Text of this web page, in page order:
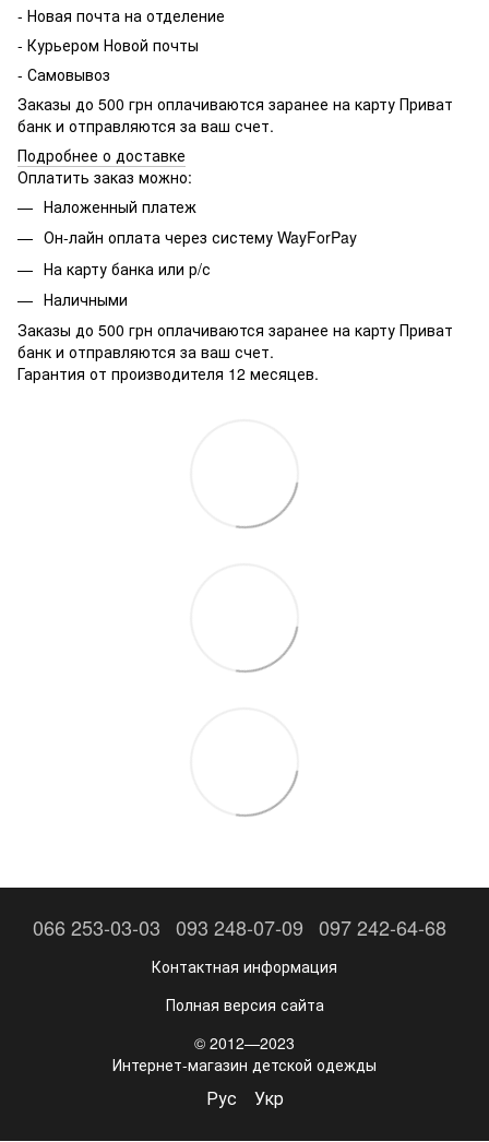
- Новая почта на отделение
- Курьером Новой почты
- Самовывоз
Заказы до 500 грн оплачиваются заранее на карту Приват
банк и отправляются за ваш счет.
Подробнее о доставке
Оплатить заказ можно:
Наложенный платеж
Он-лайн оплата через систему WayForPay
На карту банка или р/с
Наличными
Заказы до 500 грн оплачиваются заранее на карту Приват
банк и отправляются за ваш счет.
Гарантия от производителя 12 месяцев.
066 253-03-03 093 248-07-09 097 242-64-68
Контактная информация
Полная версия сайта
© 2012—2023
Интернет-магазин детской одежды
Рус Укр